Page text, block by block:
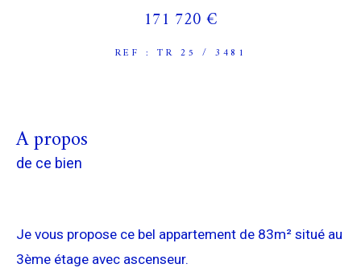
171 720 €
REF : TR 25 / 3481
a propos
de ce bien
Je vous propose ce bel appartement de 83m² situé au
3ème étage avec ascenseur.